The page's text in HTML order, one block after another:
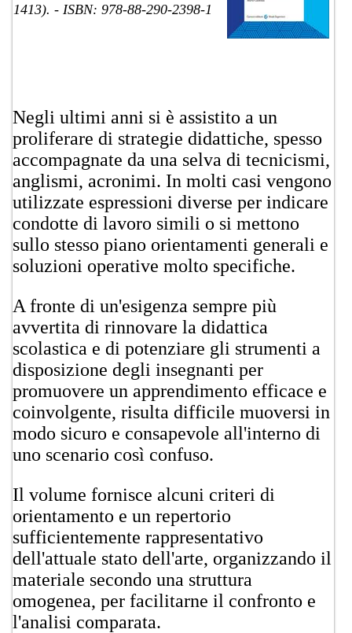
1413). - ISBN: 978-88-290-2398-1
​Negli ultimi anni si è assistito a un
proliferare di strategie didattiche, spesso
accompagnate da una selva di tecnicismi,
anglismi, acronimi. In molti casi vengono
utilizzate espressioni diverse per indicare
condotte di lavoro simili o si mettono
sullo stesso piano orientamenti generali e
soluzioni operative molto specifiche.
A fronte di un'esigenza sempre più
avvertita di rinnovare la didattica
scolastica e di potenziare gli strumenti a
disposizione degli insegnanti per
promuovere un apprendimento efficace e
coinvolgente, risulta difficile muoversi in
modo sicuro e consapevole all'interno di
uno scenario così confuso.
Il volume fornisce alcuni criteri di
orientamento e un repertorio
sufficientemente rappresentativo
dell'attuale stato dell'arte, organizzando il
materiale secondo una struttura
omogenea, per facilitarne il confronto e
l'analisi comparata.